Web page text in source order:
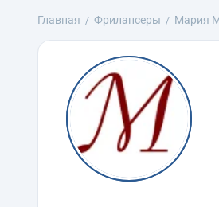
Главная Фрилансеры Mария